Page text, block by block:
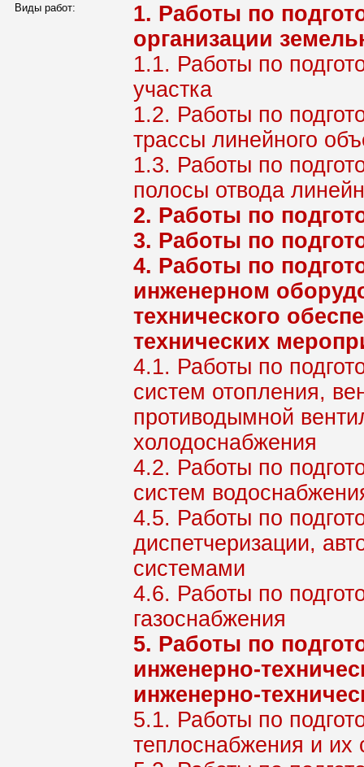
Виды работ:
1. Работы по
организации
1.1. Работы по
участка
1.2. Работы по
трассы линейного
1.3. Работы по
полосы отвода
2. Работы по
3. Работы по
4. Работы по
инженерном
технического
технических
4.1. Работы по
систем отопления,
противодымной
холодоснабжения
4.2. Работы по
систем
4.5. Работы по
диспетчеризации,
системами
4.6. Работы по
газоснабжения
5. Работы по
инженерно-
инженерно-
5.1. Работы по
теплоснабжения и их